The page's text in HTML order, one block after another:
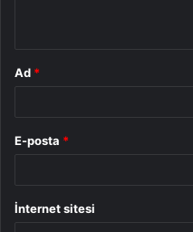
Ad *
E-posta *
İnternet sitesi